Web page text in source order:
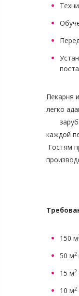
Пекарня
легко
каждой
Гостям
150 м
50 м2
15 м2
10 м2